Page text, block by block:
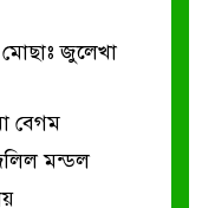
মোছাঃ জুলেখা
বেগম
মন্ডল